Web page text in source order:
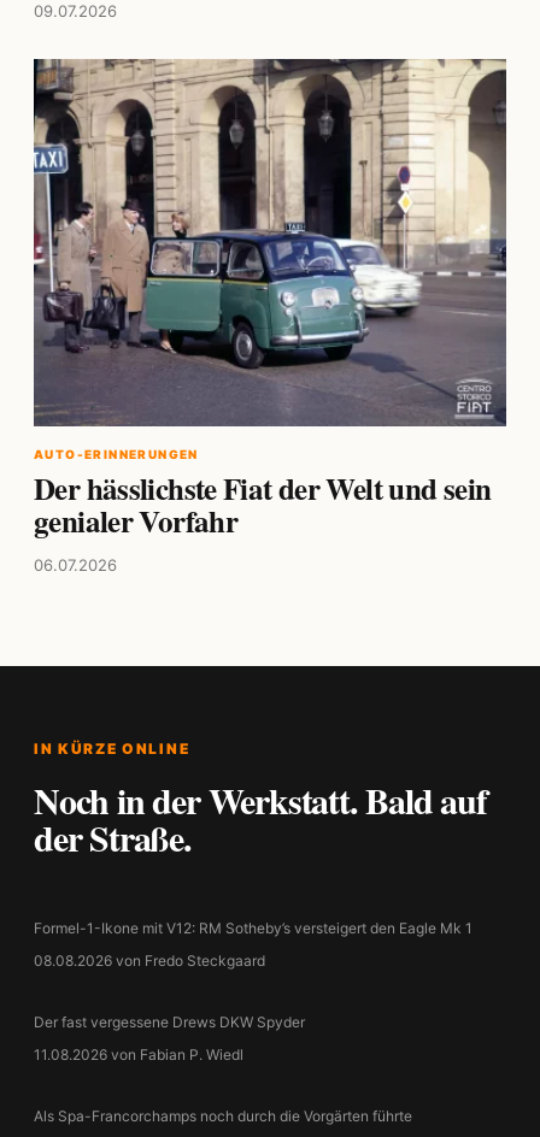
09.07.2026
AUTO-ERINNERUNGEN
Der hässlichste Fiat der Welt und sein
genialer Vorfahr
06.07.2026
IN KÜRZE ONLINE
Noch in der Werkstatt. Bald auf
der Straße.
Formel-1-Ikone mit V12: RM Sotheby’s versteigert den Eagle Mk 1
08.08.2026 von Fredo Steckgaard
Der fast vergessene Drews DKW Spyder
11.08.2026 von Fabian P. Wiedl
Als Spa-Francorchamps noch durch die Vorgärten führte